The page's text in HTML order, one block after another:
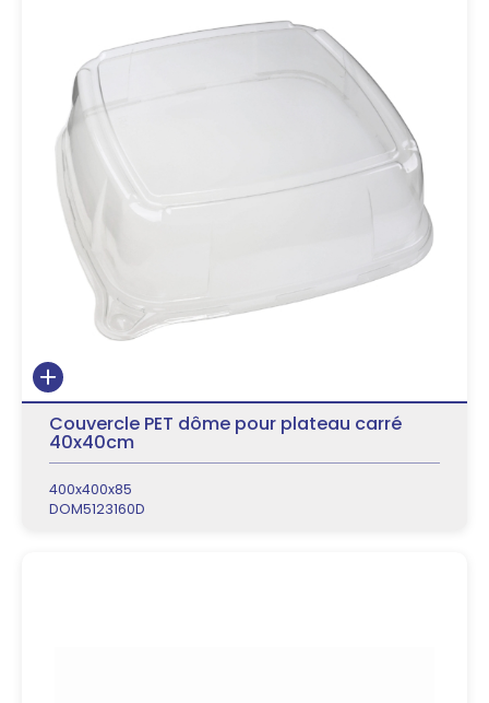
Couvercle PET dôme pour plateau carré
40x40cm
400x400x85
DOM5123160D